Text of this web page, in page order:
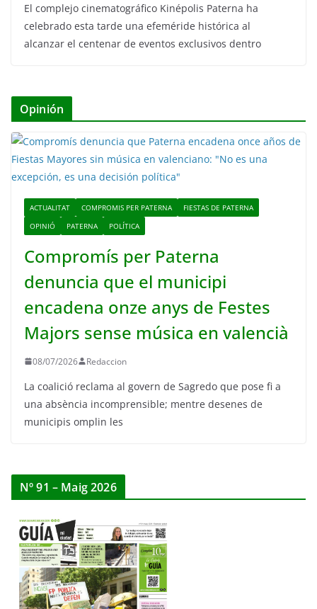
El complejo cinematográfico Kinépolis Paterna ha
celebrado esta tarde una efeméride histórica al
alcanzar el centenar de eventos exclusivos dentro
Opinión
ACTUALITAT COMPROMIS PER PATERNA
FIESTAS DE PATERNA
OPINIÓ
PATERNA POLÍTICA
Compromís per Paterna
denuncia que el municipi
encadena onze anys de Festes
Majors sense música en valencià
08/07/2026 Redaccion
La coalició reclama al govern de Sagredo que pose fi a
una absència incomprensible; mentre desenes de
municipis omplin les
Nº 91 – Maig 2026